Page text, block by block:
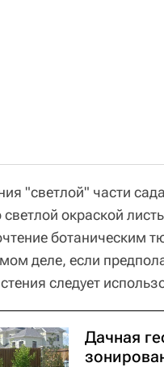
"светлой" части
окраской
ботаническим
деле, если
следует
Дачная